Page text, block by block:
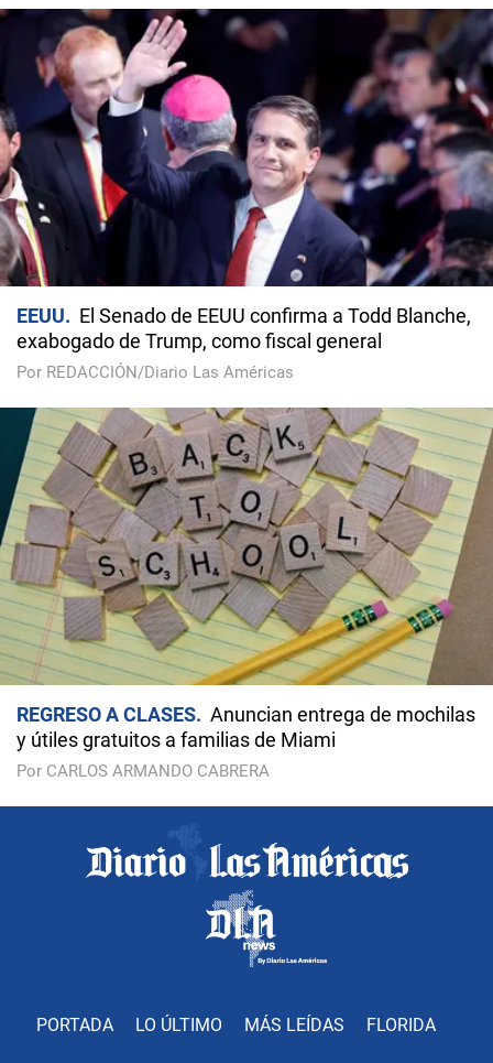
EEUU
El Senado de EEUU confirma a Todd Blanche,
exabogado de Trump, como fiscal general
Por REDACCIÓN/Diario Las Américas
REGRESO A CLASES
Anuncian entrega de mochilas
y útiles gratuitos a familias de Miami
Por CARLOS ARMANDO CABRERA
PORTADA LO ÚLTIMO MÁS LEÍDAS FLORIDA